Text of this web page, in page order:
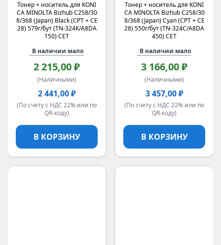
Тонер + носитель для KONI
CA MINOLTA Bizhub C258/30
8/368 (Japan) Black (CPT + CE
28) 579г/бут (TN-324K/A8DA
150) CET
В наличии мало
2 215,00 ₽
(Наличными)
2 441,00 ₽
(По счету с НДС 22% или по
QR-коду)
В КОРЗИНУ
Тонер + носитель для KONI
CA MINOLTA Bizhub C258/30
8/368 (Japan) Cyan (CPT + CE
28) 550г/бут (TN-324C/A8DA
450) CET
В наличии мало
3 166,00 ₽
(Наличными)
3 457,00 ₽
(По счету с НДС 22% или по
QR-коду)
В КОРЗИНУ